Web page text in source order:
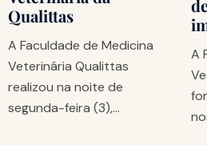
Qualittas
A Faculdade de Medicina
Veterinária Qualittas
realizou na noite de
segunda-feira (3),…
A